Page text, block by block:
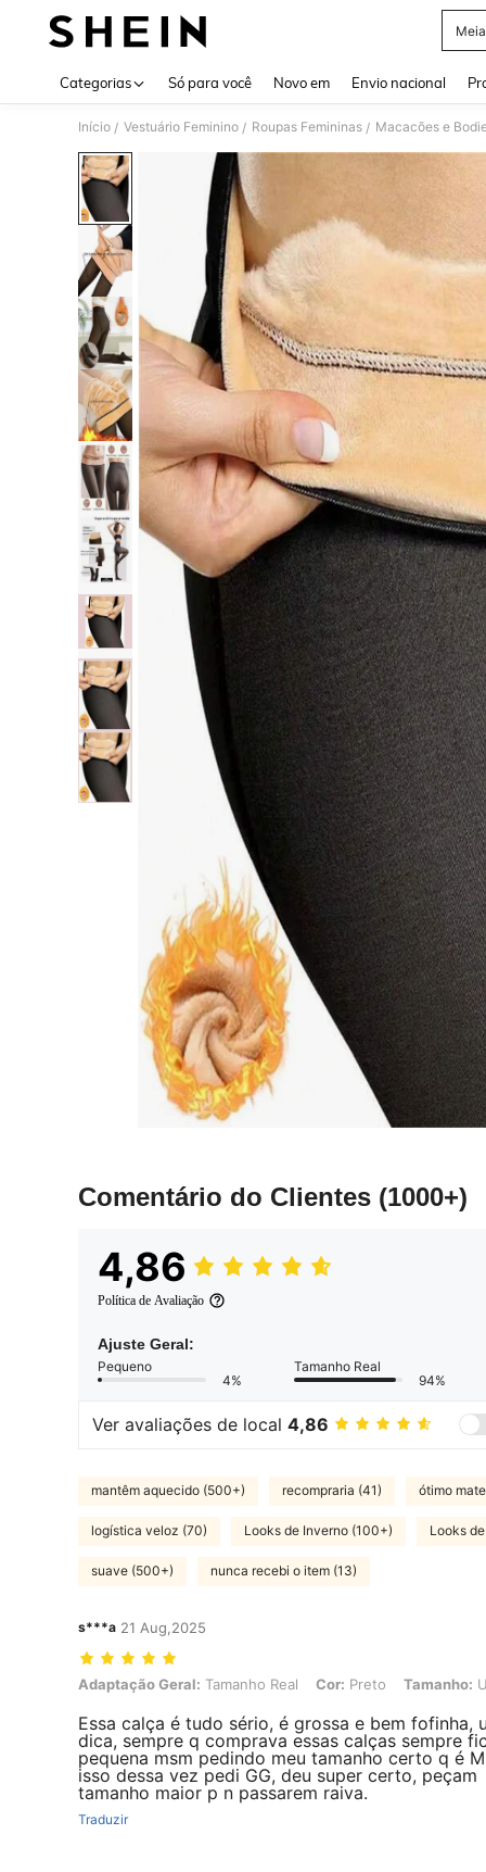
Categorias Só para você Novo em Envio nacional
Início / Vestuário Feminino / Roupas Femininas / Macacões e
Comentário do Clientes (1000+)
4,86
Política de Avaliação
Ajuste Geral:
Pequeno
4%
Tamanho Real
94%
Ver avaliações de local 4,86
mantêm aquecido (500+) recompraria (41) ótimo
logística veloz (70) Looks de Inverno (100+) Looks
suave (500+) nunca recebi o item (13)
s***a 21 Aug,2025
Adaptação Geral: Tamanho Real, Cor: Preto, Tamanho: Unico
Adaptação Geral: Tamanho Real Cor: Preto Tamanho:
Essa calça é tudo sério, é grossa e bem fofinha,
dica, sempre q comprava essas calças sempre
pequena msm pedindo meu tamanho certo q é
isso dessa vez pedi GG, deu super certo, peçam
tamanho maior p n passarem raiva.
Traduzir